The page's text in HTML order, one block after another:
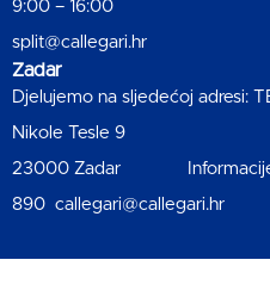
9:00 – 16:00
split@callegari.hr
Zadar
Djelujemo na sljedećoj adresi:
Nikole Tesle 9
23000 Zadar Informacije
890 callegari@callegari.hr